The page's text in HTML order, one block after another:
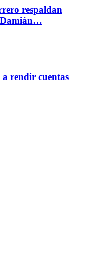
respaldan
Damián…
rendir cuentas